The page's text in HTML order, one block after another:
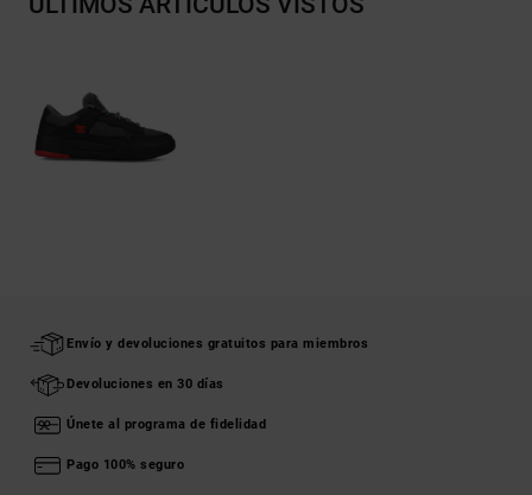
Envío y devoluciones gratuitos para miembros
Devoluciones en 30 días
Únete al programa de fidelidad
Pago 100% seguro